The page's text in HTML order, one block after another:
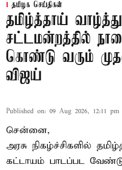
தமிழக செய்திகள்
தமிழ்த்தாய்
சட்டமன்றத்தில்
கொண்டு வரும்
விஜய்
Published on: 09 Aug 2026, 12:11 pm
சென்னை,
அரசு நிகழ்ச்சிகளில்
கட்டாயம் பாடப்பட